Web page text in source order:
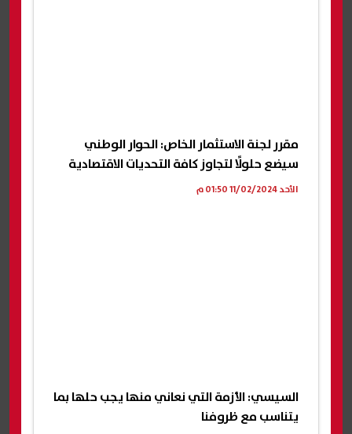
مقرر لجنة الاستثمار الخاص: الحوار الوطني
سيضع حلولًا لتجاوز كافة التحديات الاقتصادية
الأحد 11/02/2024 01:50 م
السيسي: الأزمة التي نعاني منها يجب حلها بما
يتناسب مع ظروفنا